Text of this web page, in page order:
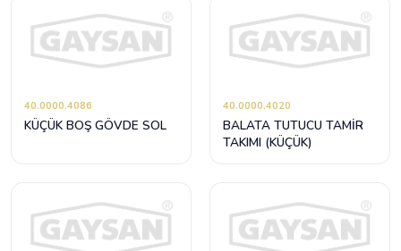
40.0000.4086
KÜÇÜK BOŞ GÖVDE SOL
40.0000.4020
BALATA TUTUCU TAMİR
TAKIMI (KÜÇÜK)